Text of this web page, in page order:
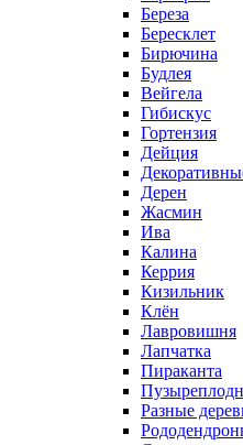
Береза
Бересклет
Бирючина
Будлея
Вейгела
Гибискус
Гортензия
Дейция
Дерен
Жасмин
Ива
Калина
Керрия
Кизильник
Клён
Лавровишня
Лапчатка
Пираканта
Разные